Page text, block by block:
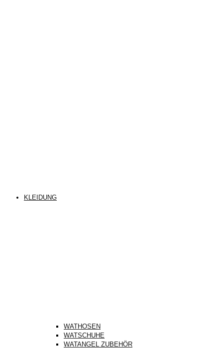
KLEIDUNG
WATHOSEN
WATSCHUHE
WATANGEL ZUBEHÖR